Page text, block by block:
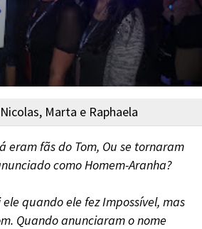
Marta e Raphaela
eram fãs do Tom, Ou se tornaram
como Homem-Aranha?
ele quando ele fez Impossível, mas
Quando anunciaram o nome